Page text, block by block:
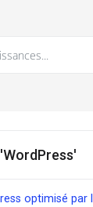
optimisé par